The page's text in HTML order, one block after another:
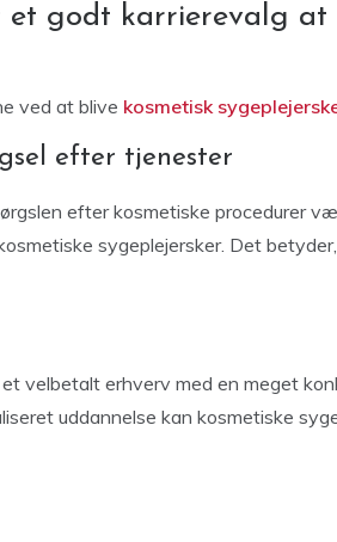
godt karrierevalg at
ved at blive kosmetisk
efter tjenester
efter kosmetiske procedurer
sygeplejersker. Det
velbetalt erhverv med en meget
uddannelse kan kosmetiske